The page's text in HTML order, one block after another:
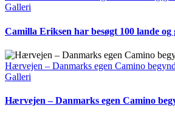
Galleri
Camilla Eriksen har besøgt 100 lande
Hærvejen – Danmarks egen Camino
Galleri
Hærvejen – Danmarks egen Camino